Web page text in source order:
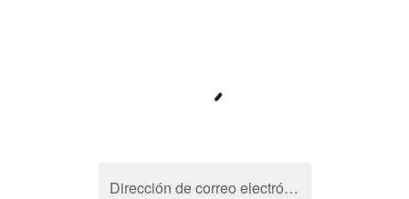
Dirección de correo electrónico